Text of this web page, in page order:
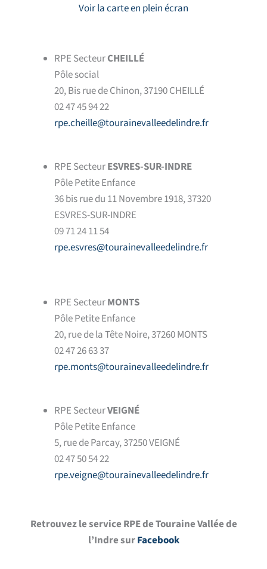
Voir la carte en plein écran
RPE SecteurCHEILLÉ
Pôle social
20, Bis rue de Chinon, 37190 CHEILLÉ
02 47 45 94 22
rpe.cheille@tourainevalleedelindre.fr
RPE SecteurESVRES-SUR-INDRE
Pôle Petite Enfance
36 bis rue du 11 Novembre 1918, 37320
ESVRES-SUR-INDRE
09 71 24 11 54
rpe.esvres@tourainevalleedelindre.fr
RPE SecteurMONTS
Pôle Petite Enfance
20, rue de la Tête Noire, 37260 MONTS
02 47 26 63 37
rpe.monts@tourainevalleedelindre.fr
RPE SecteurVEIGNÉ
Pôle Petite Enfance
5, rue de Parcay, 37250 VEIGNÉ
02 47 50 54 22
rpe.veigne@tourainevalleedelindre.fr
Retrouvez le service RPE de Touraine Vallée de
l’Indre surFacebook